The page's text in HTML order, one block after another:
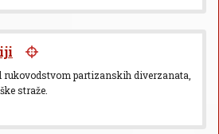
partizanskih diverzanata,
straže.